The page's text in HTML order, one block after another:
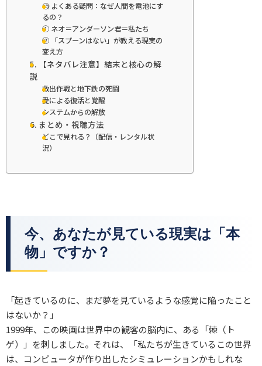
🧐 よくある疑問：なぜ人間を電池にす
るの？
① ネオ＝アンダーソン君＝私たち
② 「スプーンはない」が教える現実の
変え方
5. 【ネタバレ注意】結末と核心の解
説
救出作戦と地下鉄の死闘
愛による復活と覚醒
システムからの解放
6. まとめ・視聴方法
どこで見れる？（配信・レンタル状
況）
今、あなたが見ている現実は「本
物」ですか？
「起きているのに、まだ夢を見ているような感覚に陥ったこと
はないか？」
1999年、この映画は世界中の観客の脳内に、ある「棘（ト
ゲ）」を刺しました。それは、「私たちが生きているこの世界
は、コンピュータが作り出したシミュレーションかもしれな